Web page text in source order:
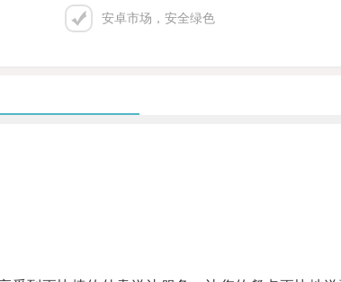
安卓市场，安全绿色